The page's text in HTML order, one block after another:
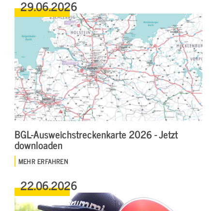
29.06.2026
BGL-Ausweichstreckenkarte 2026 - Jetzt
downloaden
MEHR ERFAHREN
22.06.2026